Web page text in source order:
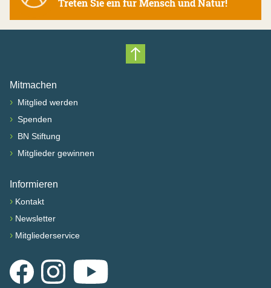
Treten Sie ein für Mensch und Natur!
Nach oben scrollen
Mitmachen
› Mitglied werden
› Spenden
› BN Stiftung
› Mitglieder gewinnen
Informieren
› Kontakt
› Newsletter
› Mitgliederservice
FacebookInstagramYouTube